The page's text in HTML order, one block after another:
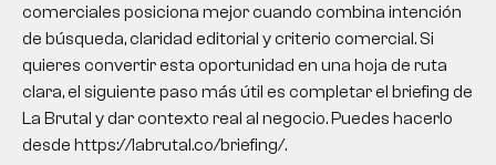
comerciales posiciona mejor cuando combina intención
de búsqueda, claridad editorial y criterio comercial. Si
quieres convertir esta oportunidad en una hoja de ruta
clara, el siguiente paso más útil es completar el briefing de
La Brutal y dar contexto real al negocio. Puedes hacerlo
desde https://labrutal.co/briefing/.